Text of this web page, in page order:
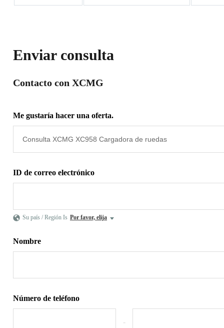
Enviar consulta
Contacto con XCMG
Me gustaría hacer una oferta.
ID de correo electrónico
Su país / Región Is Por favor, elija
Nombre
Número de teléfono
-